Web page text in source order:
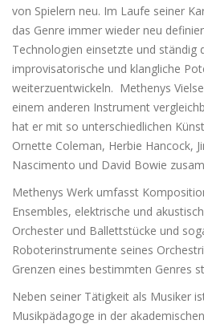
von Spielern neu. Im Laufe seiner
das Genre immer wieder neu
Technologien einsetzte und ständig
improvisatorische und klangliche
weiterzuentwickeln. Methenys
einem anderen Instrument
hat er mit so unterschiedlichen
Ornette Coleman, Herbie Hancock,
Nascimento und David Bowie
Methenys Werk umfasst
Ensembles, elektrische und
Orchester und Ballettstücke und
Roboterinstrumente seines
Grenzen eines bestimmten Genres
Neben seiner Tätigkeit als Musiker
Musikpädagoge in der